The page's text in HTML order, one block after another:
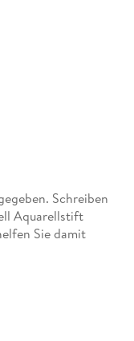
Schreiben
Aquarellstift
Sie damit